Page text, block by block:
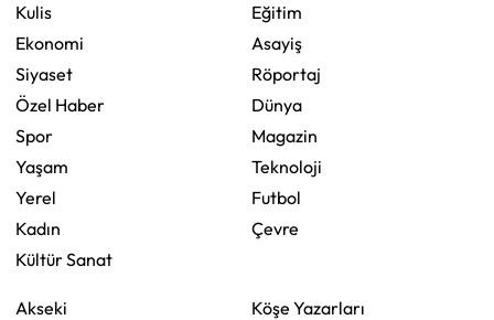
Kulis
Ekonomi
Siyaset
Özel Haber
Spor
Yaşam
Yerel
Kadın
Kültür Sanat
Eğitim
Asayiş
Röportaj
Dünya
Magazin
Teknoloji
Futbol
Çevre
Akseki
Köşe Yazarları